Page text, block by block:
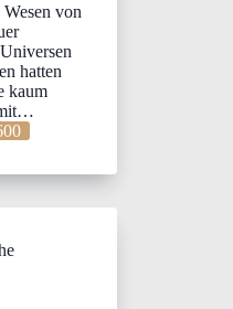
von
hatten
kaum